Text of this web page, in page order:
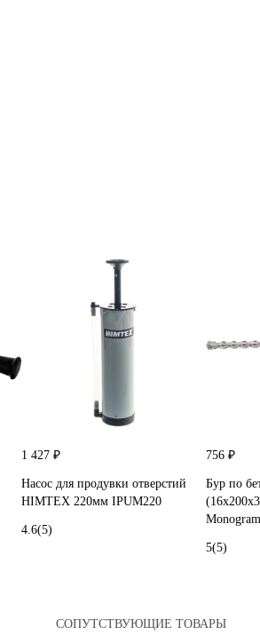
1 427 ₽
Насос для продувки отверстий
HIMTEX 220мм IPUM220
4.6(5)
756 ₽
Бур по
5(5)
СОПУТСТВУЮЩИЕ ТОВАРЫ